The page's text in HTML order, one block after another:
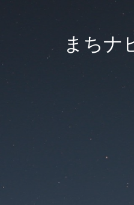
まちナ